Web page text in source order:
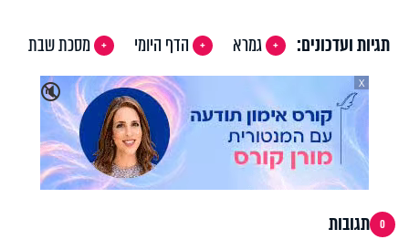
תגיות ועדכונים: גמרא הדף היומי
מסכת שבת
🔇
X
0 תגובות